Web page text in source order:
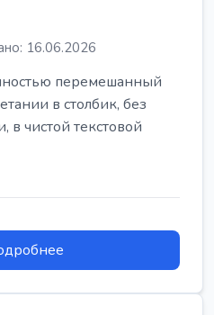
16.06.2026
перемешанный
в столбик, без
в чистой текстовой
производстве: